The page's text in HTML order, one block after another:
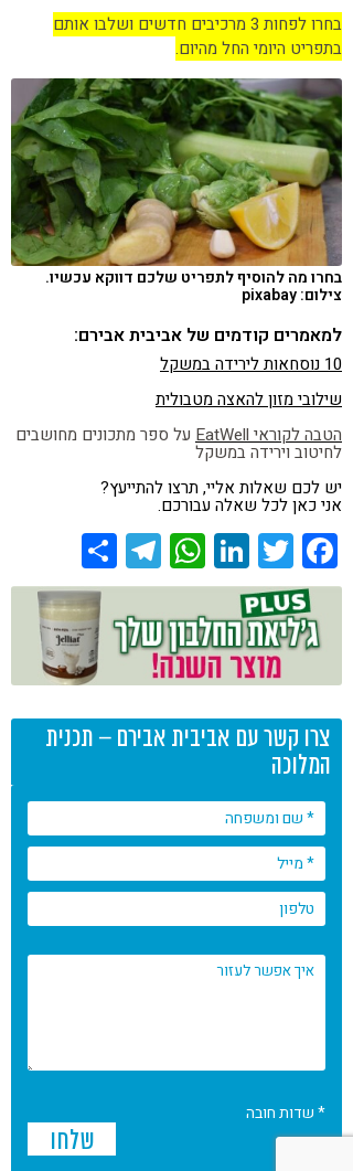
בחרו לפחות 3 מרכיבים חדשים ושלבו אותם
בתפריט היומי החל מהיום.
בחרו מה להוסיף לתפריט שלכם דווקא עכשיו.
צילום: pixabay
למאמרים קודמים של אביבית אבירם:
10 נוסחאות לירידה במשקל
שילובי מזון להאצה מטבולית
הטבה לקוראי EatWell על ספר מתכונים מחושבים
לחיטוב וירידה במשקל
יש לכם שאלות אליי, תרצו להתייעץ?
אני כאן לכל שאלה עבורכם.
Facebook
Twitter
LinkedIn
WhatsApp
Telegram
צרו קשר עם אביבית אבירם – תכנית
המלוכה
* שדות חובה